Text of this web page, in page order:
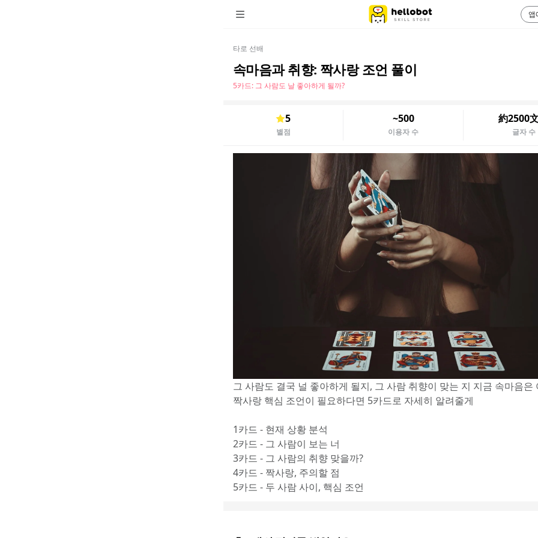
타로 선배
속마음과 취향: 짝사랑 조언 풀이
5카드: 그 사람도 날 좋아하게 될까?
5
별점
~500
이용자 수
約2500
글자 수
그 사람도 결국 널 좋아하게 될지, 그 사람 취향이 맞는 지 지금 속마음은
짝사랑 핵심 조언이 필요하다면 5카드로 자세히 알려줄게
1카드 - 현재 상황 분석
2카드 - 그 사람이 보는 너
3카드 - 그 사람의 취향 맞을까?
4카드 - 짝사랑, 주의할 점
5카드 - 두 사람 사이, 핵심 조언
앱